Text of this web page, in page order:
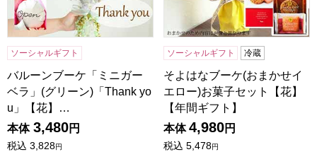
ソーシャルギフト
バルーンブーケ「ミニガー
ベラ」(グリーン)「Thank yo
u」【花】…
本体 3,480円
税込 3,828円
ソーシャルギフト 冷蔵
そよはなブーケ(おまかせイ
エロー)お菓子セット【花】
【年間ギフト】
本体 4,980円
税込 5,478円